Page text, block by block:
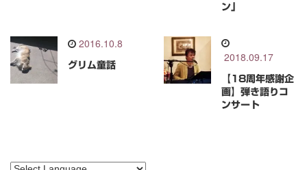
ン」
2016.10.8
グリム童話
2018.09.17
【18周年感謝企
画】弾き語りコ
ンサート